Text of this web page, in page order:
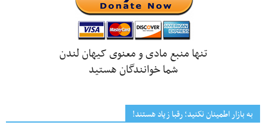
تنها منبع مادی و معنوی کیهان لندن
شما خوانندگان هستید
به بازار اطمینان نکنید؛ رقبا زیاد هستند!